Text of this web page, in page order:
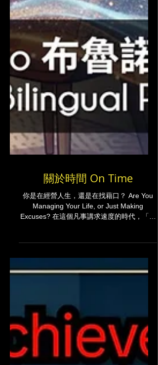
關於時間 On Time
Managing Your Life, or Just Making
時間」成了現代人最常見的口頭禪。但事實
上，時間對每個人最公平，一天都是 24 小
件事：認知與管理。 In an era that demands
speed, "I don't have time" has become the
most common mantra. However, time is the
ultimate equalizer—everyone gets 24 hours
a day. Your attitude toward time defines the
depth of your life. Today, let’s discuss "time"